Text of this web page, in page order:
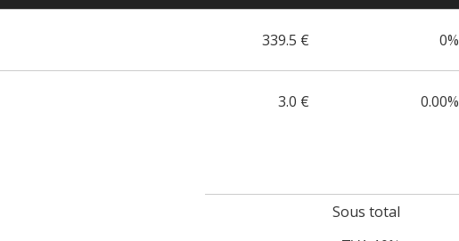
339.5 € 0%
3.0 € 0.00%
Sous total